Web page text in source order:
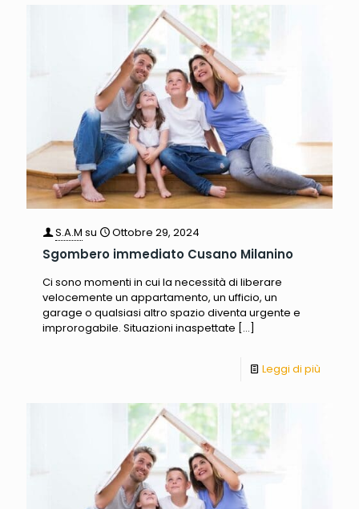
S.A.M su Ottobre 29, 2024
Sgombero immediato Cusano Milanino
Ci sono momenti in cui la necessità di liberare
velocemente un appartamento, un ufficio, un
garage o qualsiasi altro spazio diventa urgente e
improrogabile. Situazioni inaspettate […]
Leggi di più